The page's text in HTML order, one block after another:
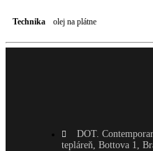
Technika olej na plátne
DOT.
tepláreň, Bottova 1,